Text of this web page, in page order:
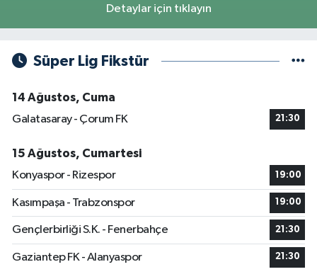
Detaylar için tıklayın
Süper Lig Fikstür
14 Ağustos, Cuma
Galatasaray - Çorum FK
21:30
15 Ağustos, Cumartesi
Konyaspor - Rizespor
19:00
Kasımpaşa - Trabzonspor 19:00
Gençlerbirliği S.K. - Fenerbahçe 21:30
Gaziantep FK - Alanyaspor 21:30